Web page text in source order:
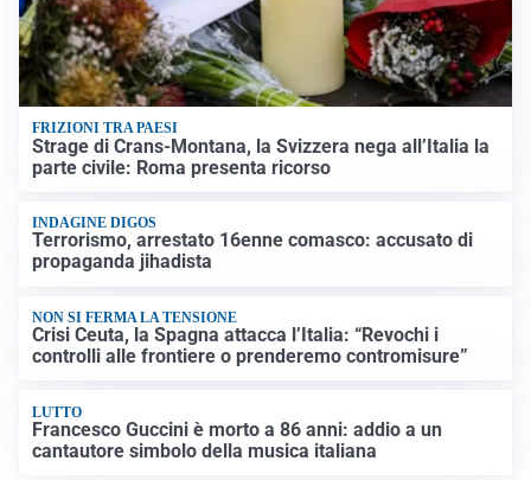
FRIZIONI TRA PAESI
Strage di Crans-Montana, la Svizzera nega all’Italia la
parte civile: Roma presenta ricorso
INDAGINE DIGOS
Terrorismo, arrestato 16enne comasco: accusato di
propaganda jihadista
NON SI FERMA LA TENSIONE
Crisi Ceuta, la Spagna attacca l’Italia: “Revochi i
controlli alle frontiere o prenderemo contromisure”
LUTTO
Francesco Guccini è morto a 86 anni: addio a un
cantautore simbolo della musica italiana